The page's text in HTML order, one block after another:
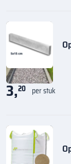
3,20 per stuk